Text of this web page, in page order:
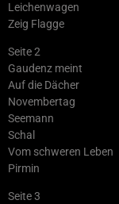
Leichenwagen
Zeig Flagge
Seite 2
Gaudenz meint
Auf die Dächer
Novembertag
Seemann
Schal
Vom schweren Leben
Pirmin
Seite 3